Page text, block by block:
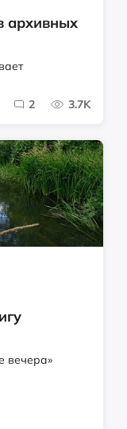
архивных
2 3.7K
вечера»